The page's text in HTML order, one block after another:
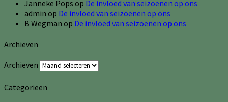
Janneke Pops op De invloed van seizoenen op ons
admin op De invloed van seizoenen op ons
B Wegman op De invloed van seizoenen op ons
Archieven
Archieven
Categorieën